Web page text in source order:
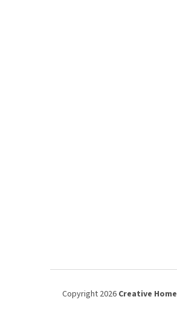
Copyright 2026 Creative Home